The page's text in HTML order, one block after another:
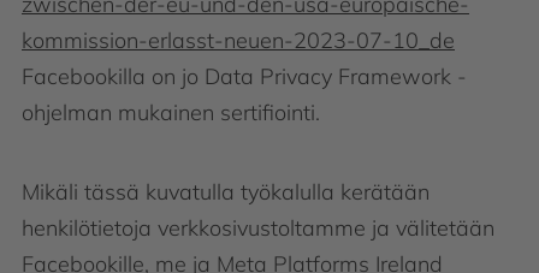
kommission-erlasst-neuen-2023-07-10_de
Facebookilla on jo Data Privacy Framework -
ohjelman mukainen sertifiointi.
Mikäli tässä kuvatulla työkalulla kerätään
henkilötietoja verkkosivustoltamme ja välitetään
Facebookille, me ja Meta Platforms Ireland